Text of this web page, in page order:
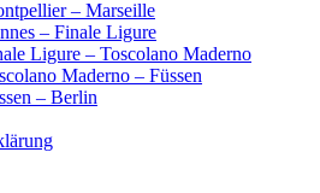
– Marseille
– Finale Ligure
Ligure – Toscolano Maderno
Maderno – Füssen
– Berlin